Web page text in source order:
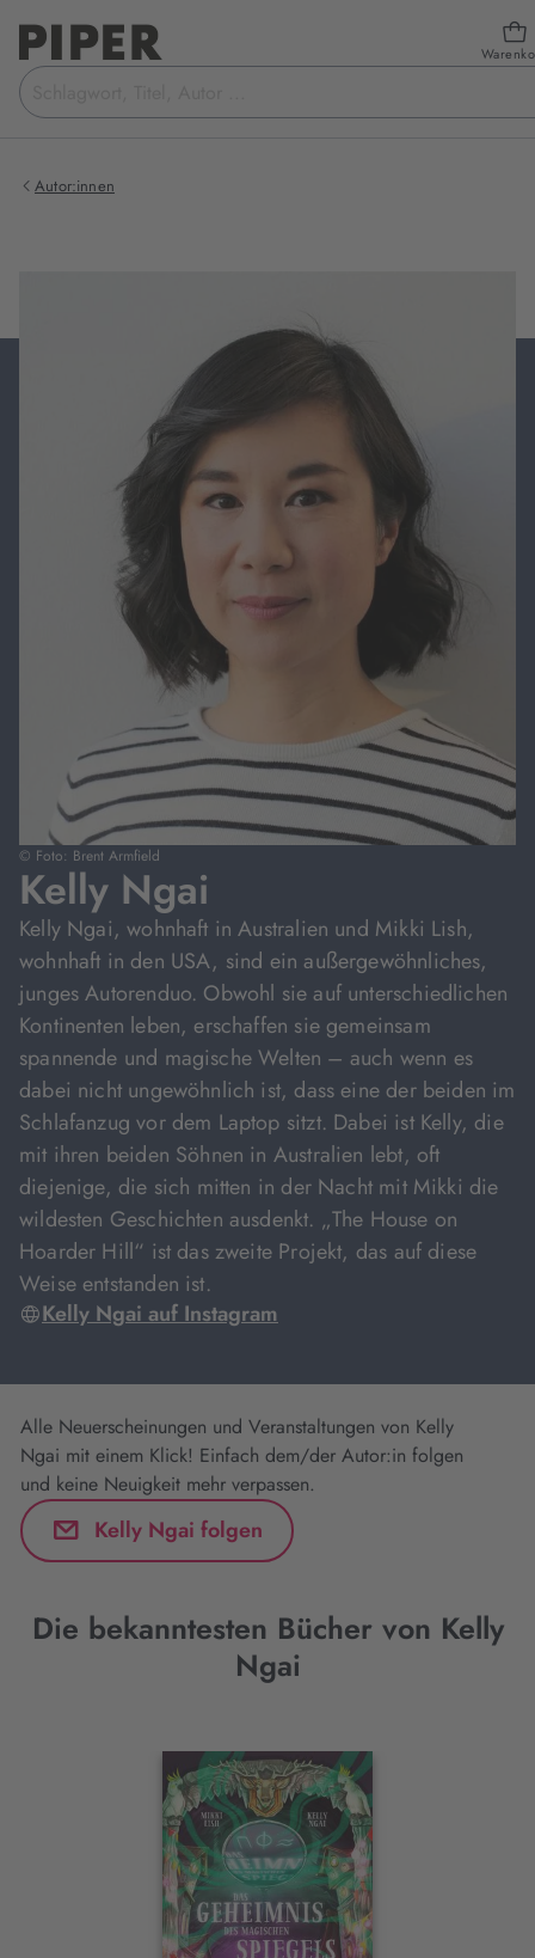
Suchbegriff
eingeben
Autor:innen
© Foto: Brent Armfield
Kelly Ngai
Kelly Ngai, wohnhaft in Australien und Mikki Lish,
wohnhaft in den USA, sind ein außergewöhnliches,
junges Autorenduo. Obwohl sie auf unterschiedlichen
Kontinenten leben, erschaffen sie gemeinsam
spannende und magische Welten – auch wenn es
dabei nicht ungewöhnlich ist, dass eine der beiden im
Schlafanzug vor dem Laptop sitzt. Dabei ist Kelly, die
mit ihren beiden Söhnen in Australien lebt, oft
diejenige, die sich mitten in der Nacht mit Mikki die
wildesten Geschichten ausdenkt. „The House on
Hoarder Hill“ ist das zweite Projekt, das auf diese
Weise entstanden ist.
Kelly Ngai auf Instagram
Alle Neuerscheinungen und Veranstaltungen von Kelly
Ngai mit einem Klick! Einfach dem/der Autor:in folgen
und keine Neuigkeit mehr verpassen.
Kelly Ngai folgen
Die bekanntesten Bücher von Kelly
Ngai
Interaktives